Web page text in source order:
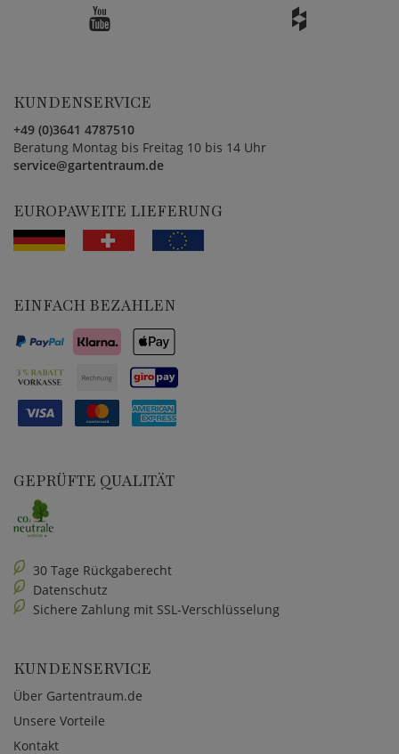
KUNDENSERVICE
+49 (0)3641 4787510
Beratung Montag bis Freitag 10 bis 14 Uhr
service@gartentraum.de
EUROPAWEITE LIEFERUNG
EINFACH BEZAHLEN
GEPRÜFTE QUALITÄT
30 Tage Rückgaberecht
Datenschutz
Sichere Zahlung mit SSL-Verschlüsselung
KUNDENSERVICE
Über Gartentraum.de
Unsere Vorteile
Kontakt